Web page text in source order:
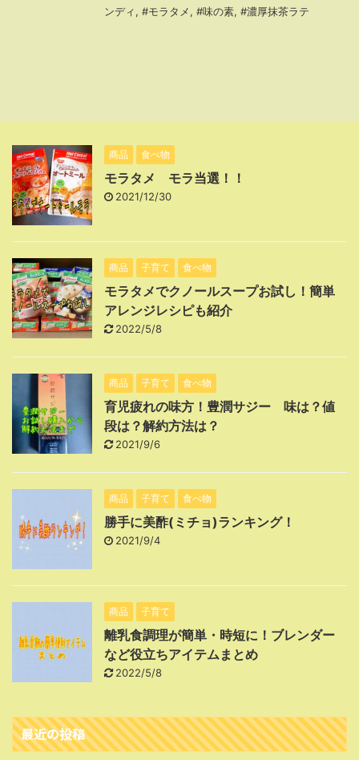
ンディ, #モラタメ, #味の素, #濃厚抹茶ラテ
商品 食べ物
モラタメ モラ当選！！
2021/12/30
商品 子育て 食べ物
モラタメでクノールスープお試し！簡単
アレンジレシピも紹介
2022/5/8
商品 子育て 食べ物
育児疲れの味方！豊潤サジー 味は？値
段は？解約方法は？
2021/9/6
商品 子育て 食べ物
勝手に美酢(ミチョ)ランキング！
2021/9/4
商品 子育て
離乳食調理が簡単・時短に！ブレンダー
など役立ちアイテムまとめ
2022/5/8
最近の投稿